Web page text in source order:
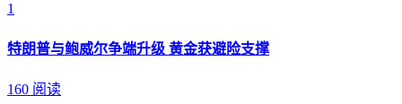
1
特朗普与鲍威尔争端升级 黄金获避险支撑
160 阅读